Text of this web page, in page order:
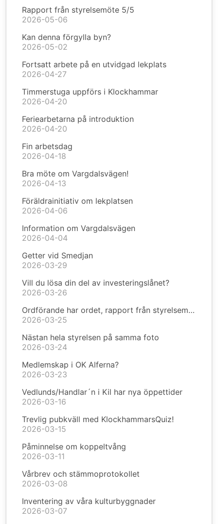
Rapport från styrelsemöte 5/5
2026-05-06
Kan denna förgylla byn?
2026-05-02
Fortsatt arbete på en utvidgad lekplats
2026-04-27
Timmerstuga uppförs i Klockhammar
2026-04-20
Feriearbetarna på introduktion
2026-04-20
Fin arbetsdag
2026-04-18
Bra möte om Vargdalsvägen!
2026-04-13
Föräldrainitiativ om lekplatsen
2026-04-06
Information om Vargdalsvägen
2026-04-04
Getter vid Smedjan
2026-03-29
Vill du lösa din del av investeringslånet?
2026-03-26
Ordförande har ordet, rapport från styrelsemöte
2026-03-25
Nästan hela styrelsen på samma foto
2026-03-24
Medlemskap i OK Alferna?
2026-03-23
Vedlunds/Handlar´n i Kil har nya öppettider
2026-03-16
Trevlig pubkväll med KlockhammarsQuiz!
2026-03-15
Påminnelse om koppeltvång
2026-03-11
Vårbrev och stämmoprotokollet
2026-03-08
Inventering av våra kulturbyggnader
2026-03-07